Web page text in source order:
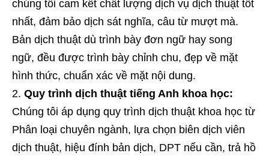
chúng tôi cam kết chất lượng dịch vụ dịch thuật tốt
nhất, đảm bảo dịch sát nghĩa, câu từ mượt mà.
Bản dịch thuật dù trình bày đơn ngữ hay song
ngữ, đều được trình bày chỉnh chu, đẹp về mặt
hình thức, chuẩn xác về mặt nội dung.
Quy trình dịch thuật tiếng Anh khoa học:
Chúng tôi áp dụng quy trình dịch thuật khoa học từ
Phân loại chuyên ngành, lựa chọn biên dịch viên
dịch thuật, hiệu đính bản dịch, DPT nếu cần, trả hồ